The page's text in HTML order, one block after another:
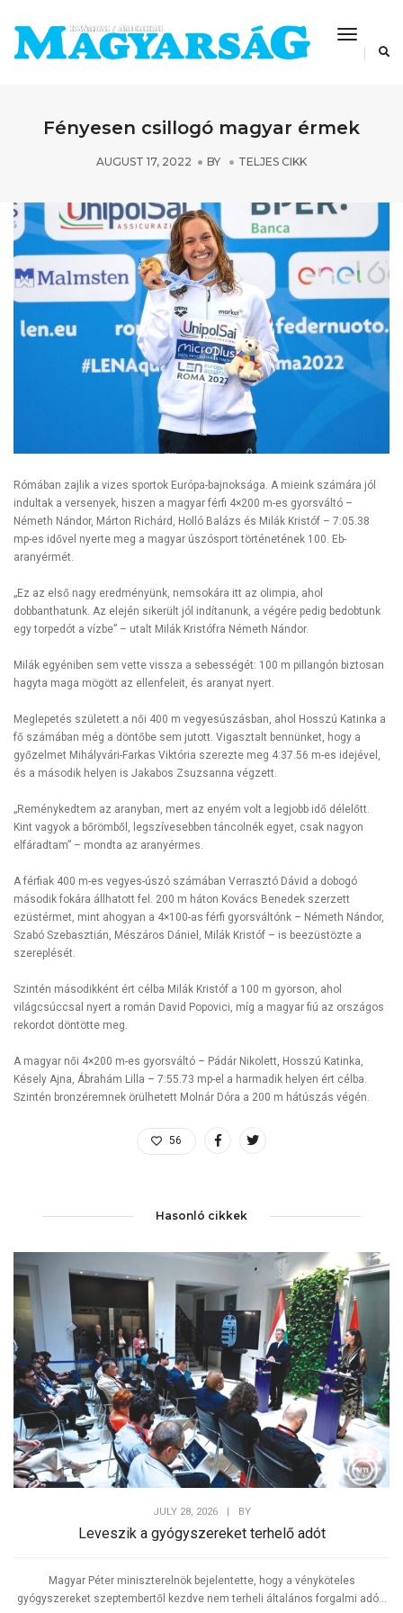
Toggle
Fényesen csillogó magyar érmek
AUGUST 17, 2022 BY TELJES CIKK
Rómában zajlik a vizes sportok Európa-bajnoksága. A mieink számára jól
indultak a versenyek, hiszen a magyar férfi 4×200 m-es gyorsváltó –
Németh Nándor, Márton Richárd, Holló Balázs és Milák Kristóf – 7:05.38
mp-es idővel nyerte meg a magyar úszósport történetének 100. Eb-
aranyérmét.
„Ez az első nagy eredményünk, nemsokára itt az olimpia, ahol
dobbanthatunk. Az elején sikerült jól indítanunk, a végére pedig bedobtunk
egy torpedót a vízbe” – utalt Milák Kristófra Németh Nándor.
Milák egyéniben sem vette vissza a sebességét: 100 m pillangón biztosan
hagyta maga mögött az ellenfeleit, és aranyat nyert.
Meglepetés született a női 400 m vegyesúszásban, ahol Hosszú Katinka a
fő számában még a döntőbe sem jutott. Vigasztalt bennünket, hogy a
győzelmet Mihályvári-Farkas Viktória szerezte meg 4:37.56 m-es idejével,
és a második helyen is Jakabos Zsuzsanna végzett.
„Reménykedtem az aranyban, mert az enyém volt a legjobb idő délelőtt.
Kint vagyok a bőrömből, legszívesebben táncolnék egyet, csak nagyon
elfáradtam” – mondta az aranyérmes.
A férfiak 400 m-es vegyes-úszó számában Verrasztó Dávid a dobogó
második fokára állhatott fel. 200 m háton Kovács Benedek szerzett
ezüstérmet, mint ahogyan a 4×100-as férfi gyorsváltónk – Németh Nándor,
Szabó Szebasztián, Mészáros Dániel, Milák Kristóf – is beezüstözte a
szereplését.
Szintén másodikként ért célba Milák Kristóf a 100 m gyorson, ahol
világcsúccsal nyert a román David Popovici, míg a magyar fiú az országos
rekordot döntötte meg.
A magyar női 4×200 m-es gyorsváltó – Pádár Nikolett, Hosszú Katinka,
Késely Ajna, Ábrahám Lilla – 7:55.73 mp-el a harmadik helyen ért célba.
Szintén bronzéremnek örülhetett Molnár Dóra a 200 m hátúszás végén.
56
Hasonló cikkek
JULY 28, 2026 BY
Leveszik a gyógyszereket terhelő adót
Magyar Péter miniszterelnök bejelentette, hogy a vényköteles
gyógyszereket szeptembertől kezdve nem terheli általános forgalmi adó...